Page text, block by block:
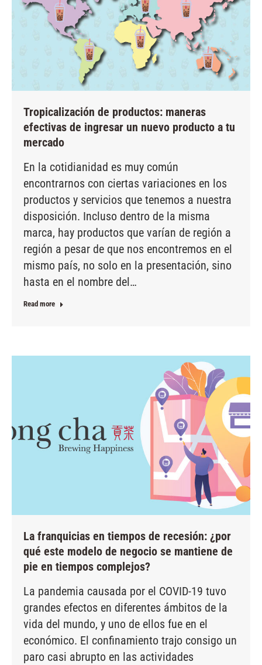
Tropicalización de productos: maneras
efectivas de ingresar un nuevo producto a tu
mercado
En la cotidianidad es muy común
encontrarnos con ciertas variaciones en los
productos y servicios que tenemos a nuestra
disposición. Incluso dentro de la misma
marca, hay productos que varían de región a
región a pesar de que nos encontremos en el
mismo país, no solo en la presentación, sino
hasta en el nombre del…
Read more
La franquicias en tiempos de recesión: ¿por
qué este modelo de negocio se mantiene de
pie en tiempos complejos?
La pandemia causada por el COVID-19 tuvo
grandes efectos en diferentes ámbitos de la
vida del mundo, y uno de ellos fue en el
económico. El confinamiento trajo consigo un
paro casi abrupto en las actividades